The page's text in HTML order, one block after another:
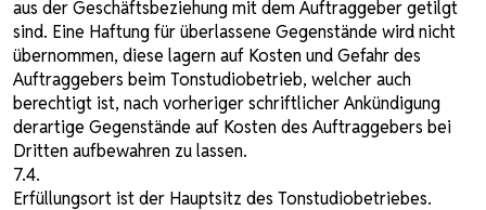
aus der Geschäftsbeziehung mit dem Auftraggeber getilgt
sind. Eine Haftung für überlassene Gegenstände wird nicht
übernommen, diese lagern auf Kosten und Gefahr des
Auftraggebers beim Tonstudiobetrieb, welcher auch
berechtigt ist, nach vorheriger schriftlicher Ankündigung
derartige Gegenstände auf Kosten des Auftraggebers bei
Dritten aufbewahren zu lassen.
7.4.
Erfüllungsort ist der Hauptsitz des Tonstudiobetriebes.